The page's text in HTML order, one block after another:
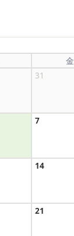
金
31
7
14
21